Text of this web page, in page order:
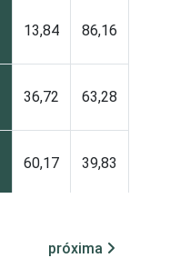
13,84 86,16
36,72 63,28
60,17 39,83
próxima